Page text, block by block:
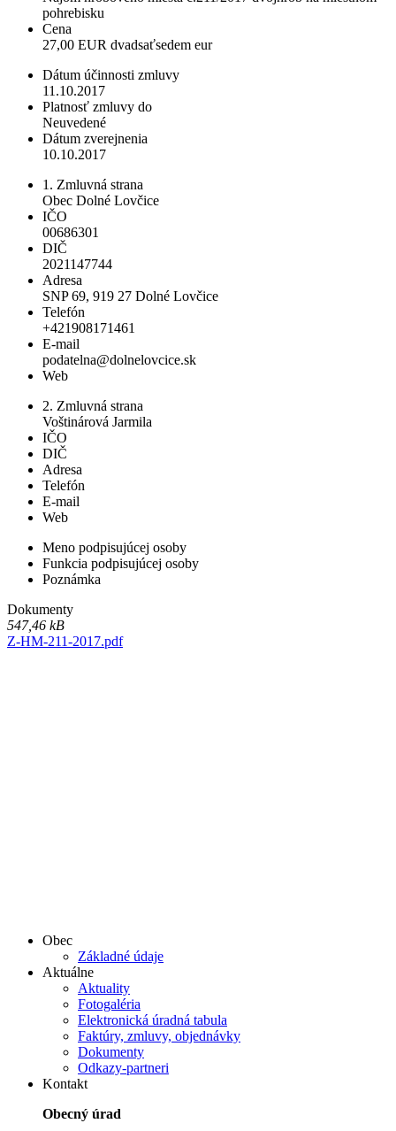
pohrebisku
Cena
27,00 EUR dvadsaťsedem eur
Dátum účinnosti zmluvy
11.10.2017
Platnosť zmluvy do
Neuvedené
Dátum zverejnenia
10.10.2017
1. Zmluvná strana
Obec Dolné Lovčice
IČO
00686301
DIČ
2021147744
Adresa
SNP 69, 919 27 Dolné Lovčice
Telefón
+421908171461
E-mail
podatelna@dolnelovcice.sk
Web
2. Zmluvná strana
Voštinárová Jarmila
IČO
DIČ
Adresa
Telefón
E-mail
Web
Meno podpisujúcej osoby
Funkcia podpisujúcej osoby
Poznámka
Dokumenty
547,46 kB
Z-HM-211-2017.pdf
Obec
Základné údaje
Aktuálne
Aktuality
Fotogaléria
Elektronická úradná tabula
Faktúry, zmluvy, objednávky
Dokumenty
Odkazy-partneri
Kontakt
Obecný úrad